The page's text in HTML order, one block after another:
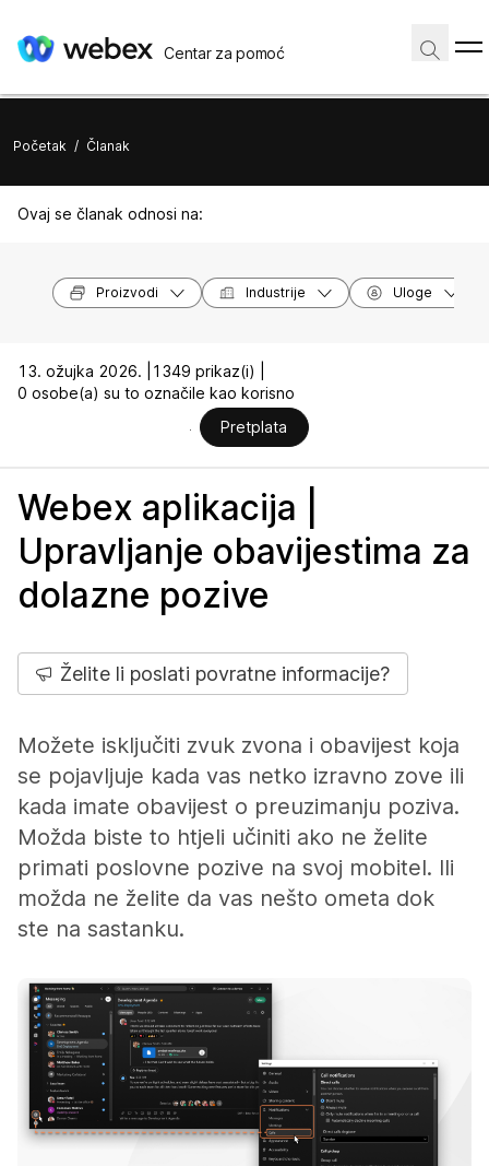
Centar za pomoć
Početak / Članak
Ovaj se članak odnosi na:
Proizvodi Industrije Uloge
13. ožujka 2026. |
1349 prikaz(i) |
0 osobe(a) su to označile kao korisno
Pretplata
Webex aplikacija |
Upravljanje obavijestima za
dolazne pozive
Želite li poslati povratne informacije?
Možete isključiti zvuk zvona i obavijest koja
se pojavljuje kada vas netko izravno zove ili
kada imate obavijest o preuzimanju poziva.
Možda biste to htjeli učiniti ako ne želite
primati poslovne pozive na svoj mobitel. Ili
možda ne želite da vas nešto ometa dok
ste na sastanku.